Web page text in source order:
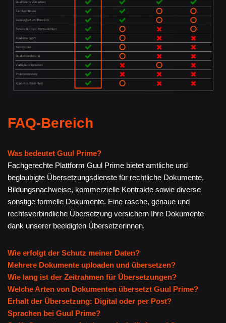
FAQ-Bereich
Was bedeutet Guul Prime?
Fachgerechte Plattform Guul Prime bietet amtliche und
beglaubigte Übersetzungsdienste für rechtliche Dokumente,
Bildungsnachweise, kommerzielle Kontrakte sowie diverse
sonstige formelle Dokumente. Eine rasche, genaue und
rechtsverbindliche Übersetzung versichern Ihre Dokumente
dank unserer beeidigten Übersetzerinnen.
Wie erfolgt der Schutz meiner Daten?
Mehrere Dokumente uploaden und übersetzen?
Wie lang ist der Zeitrahmen für Übersetzungen?
Welche Arten von Dokumenten übersetzt Guul Prime?
Erhalt der Übersetzung: Digital oder per Post?
Sprachen bei Guul Prime?